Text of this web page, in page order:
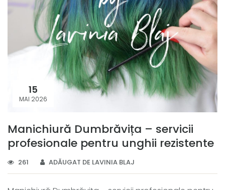
15
MAI 2026
Manichiură Dumbrăvița – servicii
profesionale pentru unghii rezistente
261 ADĂUGAT DE LAVINIA BLAJ